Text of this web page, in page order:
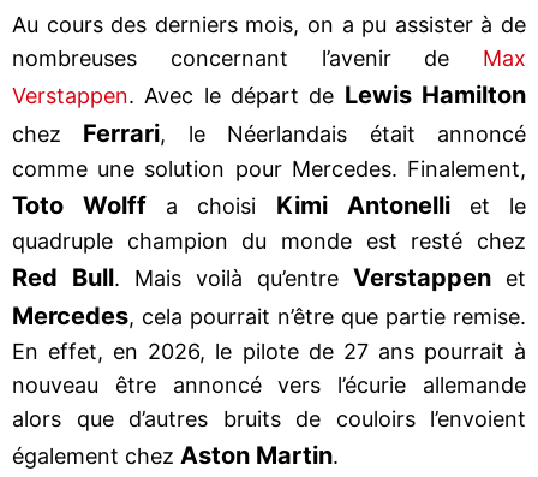
Au cours des derniers mois, on a pu assister à de
nombreuses concernant l’avenir de Max
Verstappen. Avec le départ de Lewis Hamilton
chez Ferrari, le Néerlandais était annoncé
comme une solution pour Mercedes. Finalement,
Toto Wolff a choisi Kimi Antonelliet le
quadruple champion du monde est resté chez
Red Bull. Mais voilà qu’entre Verstappen et
Mercedes, cela pourrait n’être que partie remise.
En effet, en 2026, le pilote de 27 ans pourrait à
nouveau être annoncé vers l’écurie allemande
alors que d’autres bruits de couloirs l’envoient
également chez Aston Martin.